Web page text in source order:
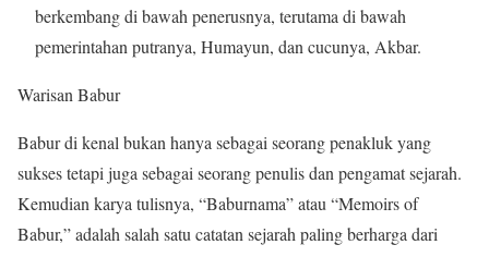
berkembang di bawah penerusnya, terutama di bawah
pemerintahan putranya, Humayun, dan cucunya, Akbar.
Warisan Babur
Babur di kenal bukan hanya sebagai seorang penakluk yang
sukses tetapi juga sebagai seorang penulis dan pengamat sejarah.
Kemudian karya tulisnya, “Baburnama” atau “Memoirs of
Babur,” adalah salah satu catatan sejarah paling berharga dari